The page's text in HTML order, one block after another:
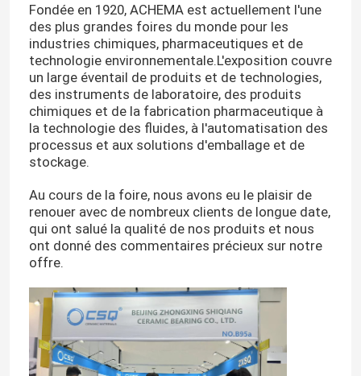
Fondée en 1920, ACHEMA est actuellement l'une
des plus grandes foires du monde pour les
industries chimiques, pharmaceutiques et de
technologie environnementale.L'exposition couvre
un large éventail de produits et de technologies,
des instruments de laboratoire, des produits
chimiques et de la fabrication pharmaceutique à
la technologie des fluides, à l'automatisation des
processus et aux solutions d'emballage et de
stockage.
Au cours de la foire, nous avons eu le plaisir de
renouer avec de nombreux clients de longue date,
qui ont salué la qualité de nos produits et nous
ont donné des commentaires précieux sur notre
offre.